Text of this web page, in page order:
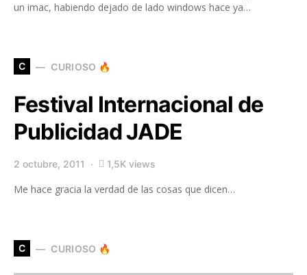
un imac, habiendo dejado de lado windows hace ya…
C CURIOSO 🔥
Festival Internacional de
Publicidad JADE
2 octubre, 2011 1,5K views
Me hace gracia la verdad de las cosas que dicen…
C CURIOSO 🔥